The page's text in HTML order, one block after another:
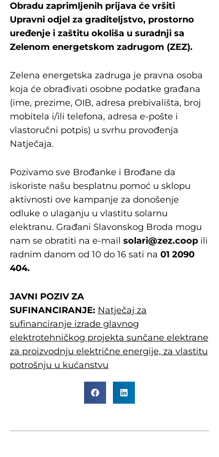
Obradu zaprimljenih prijava će vršiti
Upravni odjel za graditeljstvo, prostorno
uređenje i zaštitu okoliša u suradnji sa
Zelenom energetskom zadrugom (ZEZ).
Zelena energetska zadruga je pravna osoba
koja će obrađivati osobne podatke građana
(ime, prezime, OIB, adresa prebivališta, broj
mobitela i/ili telefona, adresa e-pošte i
vlastoručni potpis) u svrhu provođenja
Natječaja.
Pozivamo sve Brođanke i Brođane da
iskoriste našu besplatnu pomoć u sklopu
aktivnosti ove kampanje za donošenje
odluke o ulaganju u vlastitu solarnu
elektranu. Građani Slavonskog Broda mogu
nam se obratiti na e-mail solari@zez.coop ili
radnim danom od 10 do 16 sati na 01 2090
404.
JAVNI POZIV ZA
SUFINANCIRANJE: Natječaj za
sufinanciranje izrade glavnog
elektrotehničkog projekta sunčane elektrane
za proizvodnju električne energije, za vlastitu
potrošnju u kućanstvu